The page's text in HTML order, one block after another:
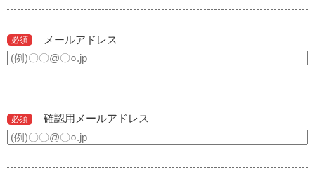
必須 メールアドレス
必須 確認用メールアドレス